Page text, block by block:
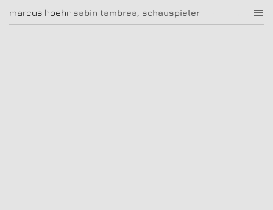
sabin tambrea, schauspieler
marcus hoehn marcus hoehn
|